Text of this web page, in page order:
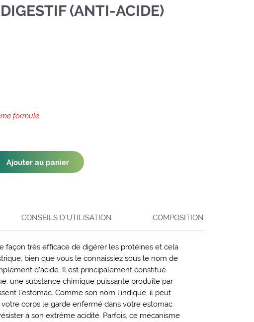
(ANTI-ACIDE)
€.
formule
Ajouter au panier
CONSEILS D'UTILISATION COMPOSITION
façon très efficace de digérer les protéines et cela
bien que vous le connaissiez sous le nom de
d’acide. Il est principalement constitué
une substance chimique puissante produite par
l’estomac. Comme son nom l’indique, il peut
corps le garde enfermé dans votre estomac
à son extrême acidité. Parfois, ce mécanisme